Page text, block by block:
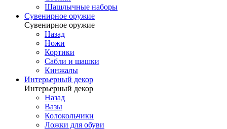
Шашлычные наборы
Сувенирное оружие
Сувенирное оружие
Назад
Ножи
Кортики
Сабли и шашки
Кинжалы
Интерьерный декор
Интерьерный декор
Назад
Вазы
Колокольчики
Ложки для обуви